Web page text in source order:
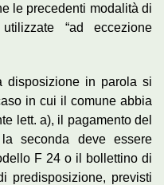
le precedenti modalità di
“ad eccezione
disposizione in parola si
in cui il comune abbia
lett. a), il pagamento del
seconda deve essere
F 24 o il bollettino di
predisposizione, previsti